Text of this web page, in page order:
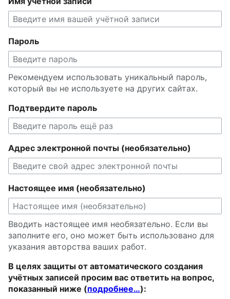
Пароль
Рекомендуем использовать уникальный пароль,
который вы не используете на других сайтах.
Подтвердите пароль
Адрес электронной почты (необязательно)
Настоящее имя (необязательно)
Вводить настоящее имя необязательно. Если вы
заполните его, оно может быть использовано для
указания авторства ваших работ.
В целях защиты от автоматического создания
учётных записей просим вас ответить на вопрос,
показанный ниже (подробнее…):